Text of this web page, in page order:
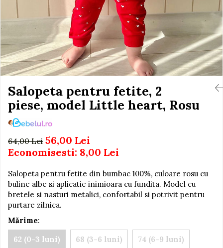
Jucarii de baie
Seturi de frumusete
Caluti balansoar
Interactive, educative si
muzicale
Ateliere si unelte
Blocuri de constructie
Covorase de dans
Creative
Electrocasnice si bucatarii
Fotolii gonflabile
Jocuri de indemanare
Jocuri sportive
Jucarii educative din lemn
Ingrijire cosmetica mamici
Perioada Alaptarii
Perioada Sarcinii
Pompe de san
Sisteme De Purtare
Salopeta pentru fetite, 2
piese, model Little heart, Rosu
64,00 Lei 56,00 Lei
Economisesti: 8,00 Lei
Salopeta pentru fetite din bumbac 100%, culoare rosu cu
buline albe si aplicatie inimioara cu fundita. Model cu
bretele si nasturi metalici, confortabil si potrivit pentru
purtare zilnica.
Mărime:
62 (0-3 luni)
68 (3-6 luni) 74 (6-9 luni)